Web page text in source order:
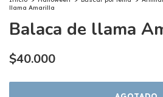
llama Amarilla
Balaca de llama
$40.000